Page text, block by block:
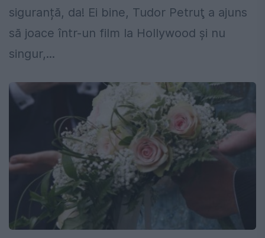
siguranță, da! Ei bine, Tudor Petruţ a ajuns
să joace într-un film la Hollywood şi nu
singur,...